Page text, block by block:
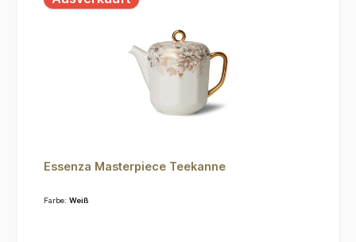
Essenza Masterpiece Teekanne
Farbe: Weiß